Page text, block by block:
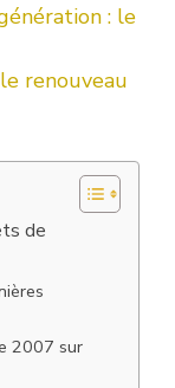
: le
renouveau
de
2007 sur